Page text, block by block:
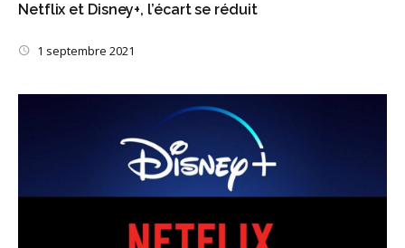
Netflix et Disney+, l’écart se réduit
1 septembre 2021